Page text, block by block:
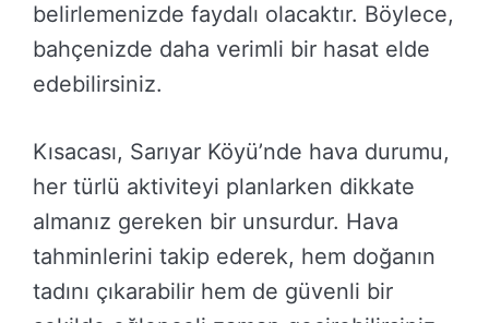
belirlemenizde faydalı olacaktır. Böylece,
bahçenizde daha verimli bir hasat elde
edebilirsiniz.
Kısacası, Sarıyar Köyü’nde hava durumu,
her türlü aktiviteyi planlarken dikkate
almanız gereken bir unsurdur. Hava
tahminlerini takip ederek, hem doğanın
tadını çıkarabilir hem de güvenli bir